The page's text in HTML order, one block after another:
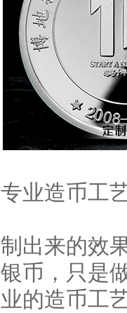
业造币工
来的效果
币，只是
的造币工